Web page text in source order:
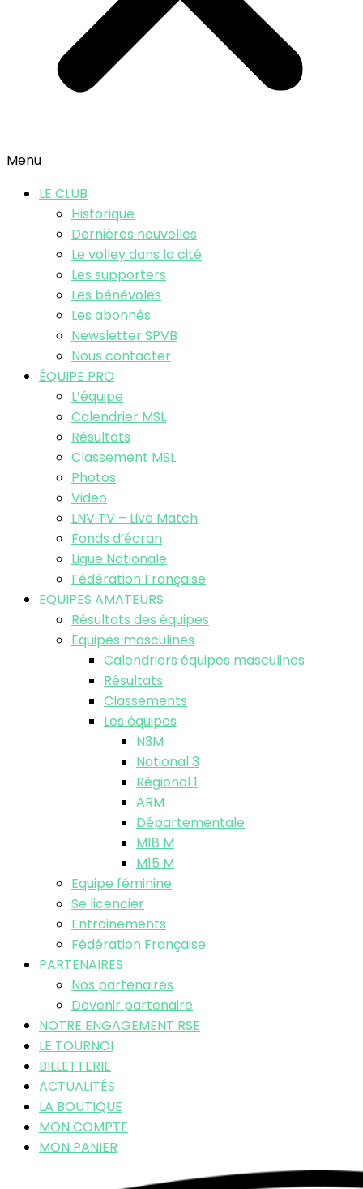
Menu
LE CLUB
Historique
Dernières nouvelles
Le volley dans la cité
Les supporters
Les bénévoles
Les abonnés
Newsletter SPVB
Nous contacter
ÉQUIPE PRO
L’équipe
Calendrier MSL
Résultats
Classement MSL
Photos
Video
LNV TV – Live Match
Fonds d’écran
Ligue Nationale
Fédération Française
EQUIPES AMATEURS
Résultats des équipes
Equipes masculines
Calendriers équipes masculines
Résultats
Classements
Les équipes
N3M
National 3
Régional 1
ARM
Départementale
M18 M
M15 M
Equipe féminine
Se licencier
Entrainements
Fédération Française
PARTENAIRES
Nos partenaires
Devenir partenaire
NOTRE ENGAGEMENT RSE
LE TOURNOI
BILLETTERIE
ACTUALITÉS
LA BOUTIQUE
MON COMPTE
MON PANIER